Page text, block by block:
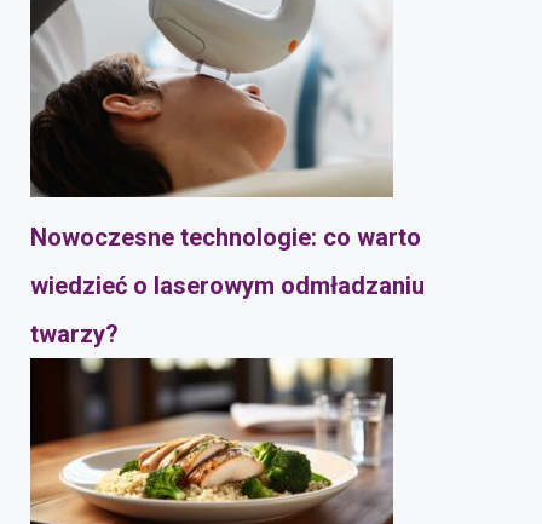
Nowoczesne technologie: co warto
wiedzieć o laserowym odmładzaniu
twarzy?